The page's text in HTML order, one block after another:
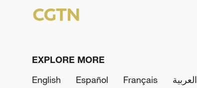
EXPLORE MORE
English
Español Français العربية